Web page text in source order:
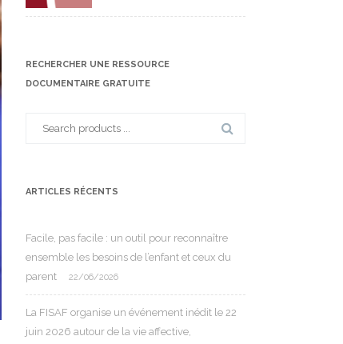
RECHERCHER UNE RESSOURCE
DOCUMENTAIRE GRATUITE
ARTICLES RÉCENTS
Facile, pas facile : un outil pour reconnaître
ensemble les besoins de l’enfant et ceux du
parent
22/06/2026
La FISAF organise un événement inédit le 22
juin 2026 autour de la vie affective,